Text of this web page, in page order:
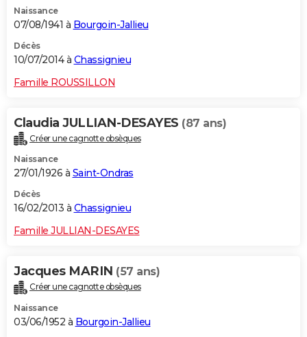
Naissance
07/08/1941 à Bourgoin-Jallieu
Décès
10/07/2014 à Chassignieu
Famille ROUSSILLON
Claudia JULLIAN-DESAYES (87 ans)
Créer une cagnotte obsèques
Naissance
27/01/1926 à Saint-Ondras
Décès
16/02/2013 à Chassignieu
Famille JULLIAN-DESAYES
Jacques MARIN (57 ans)
Créer une cagnotte obsèques
Naissance
03/06/1952 à Bourgoin-Jallieu